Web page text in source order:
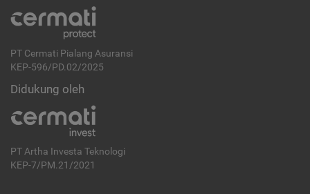
PT Cermati Pialang Asuransi
KEP-596/PD.02/2025
Didukung oleh
PT Artha Investa Teknologi
KEP-7/PM.21/2021